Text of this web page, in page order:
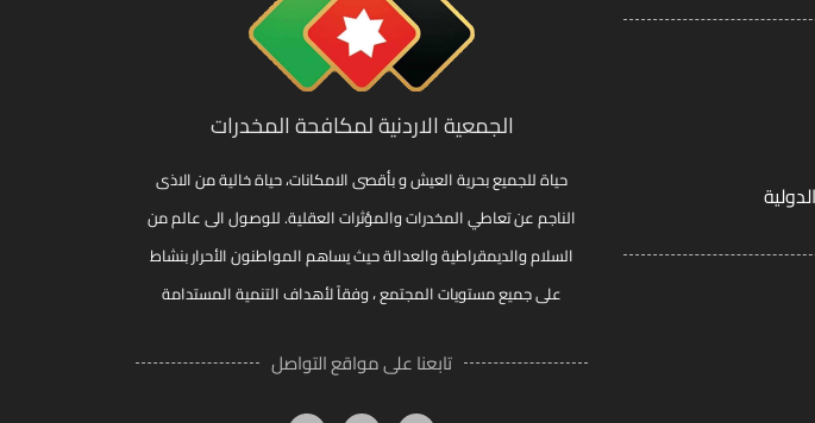
الجمعية الاردنية لمكافحة المخدرات
حياة للجميع بحرية العيش و بأقصى الامكانات، حياة خالية من الاذى
الناجم عن تعاطي المخدرات والمؤثرات العقلية. للوصول الى عالم من
السلام والديمقراطية والعدالة حيث يساهم المواطنون الأحرار بنشاط
على جميع مستويات المجتمع ، وفقاً لأهداف التنمية المستدامة
تابعنا على مواقع التواصل